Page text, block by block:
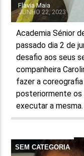
Flavia Maia
JUNHO 22, 2023
Academia Sénior
passado dia 2 de
desafio aos seus
companheira
fazer a coreografia
posteriormente os
executar a
SEM CATEGORIA